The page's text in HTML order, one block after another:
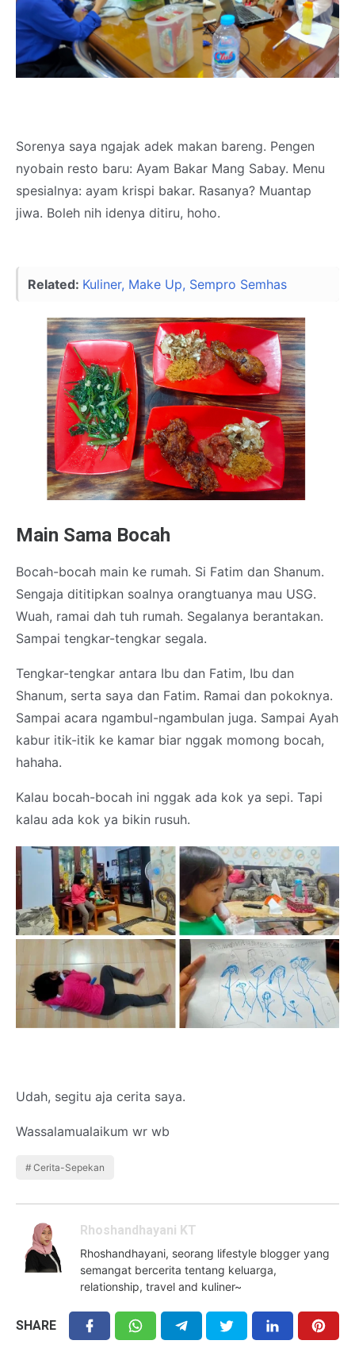
Sorenya saya ngajak adek makan bareng. Pengen
nyobain resto baru: Ayam Bakar Mang Sabay. Menu
spesialnya: ayam krispi bakar. Rasanya? Muantap
jiwa. Boleh nih idenya ditiru, hoho.
Related: Kuliner, Make Up, Sempro Semhas
Main Sama Bocah
Bocah-bocah main ke rumah. Si Fatim dan Shanum.
Sengaja dititipkan soalnya orangtuanya mau USG.
Wuah, ramai dah tuh rumah. Segalanya berantakan.
Sampai tengkar-tengkar segala.
Tengkar-tengkar antara Ibu dan Fatim, Ibu dan
Shanum, serta saya dan Fatim. Ramai dan pokoknya.
Sampai acara ngambul-ngambulan juga. Sampai Ayah
kabur itik-itik ke kamar biar nggak momong bocah,
hahaha.
Kalau bocah-bocah ini nggak ada kok ya sepi. Tapi
kalau ada kok ya bikin rusuh.
Udah, segitu aja cerita saya.
Wassalamualaikum wr wb
Cerita-Sepekan
Rhoshandhayani KT
Rhoshandhayani, seorang lifestyle blogger yang
semangat bercerita tentang keluarga,
relationship, travel and kuliner~
SHARE